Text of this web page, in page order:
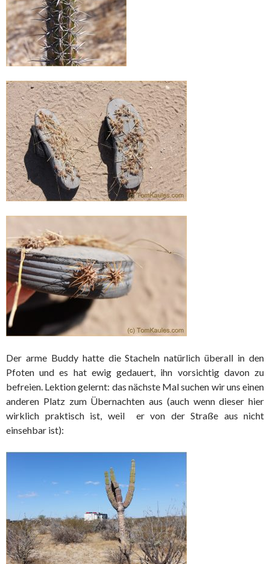
Der arme Buddy hatte die Stacheln natürlich überall in den
Pfoten und es hat ewig gedauert, ihn vorsichtig davon zu
befreien. Lektion gelernt: das nächste Mal suchen wir uns einen
anderen Platz zum Übernachten aus (auch wenn dieser hier
wirklich praktisch ist, weil er von der Straße aus nicht
einsehbar ist):